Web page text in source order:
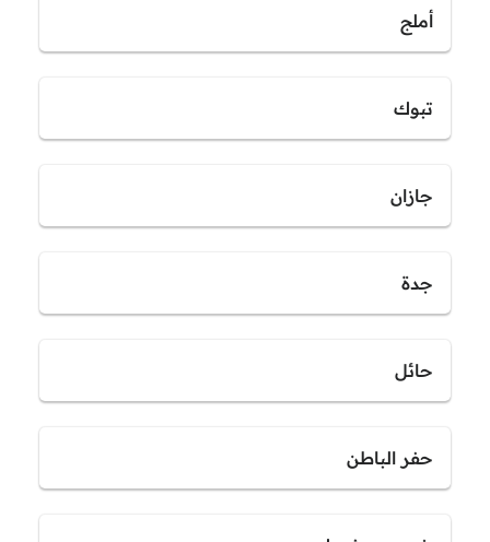
أملج
تبوك
جازان
جدة
حائل
حفر الباطن